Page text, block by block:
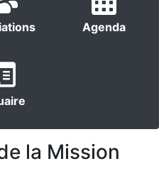
Agenda
la Mission